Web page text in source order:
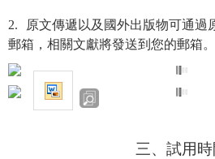
2.
原文傳遞以及國外出版物可通過
郵箱，相關文獻將發送到您的郵箱。
三、 試用時